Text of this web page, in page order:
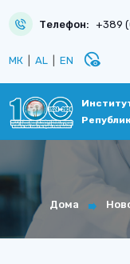
Телефон: +389
МК AL EN disabled_visible
Дома